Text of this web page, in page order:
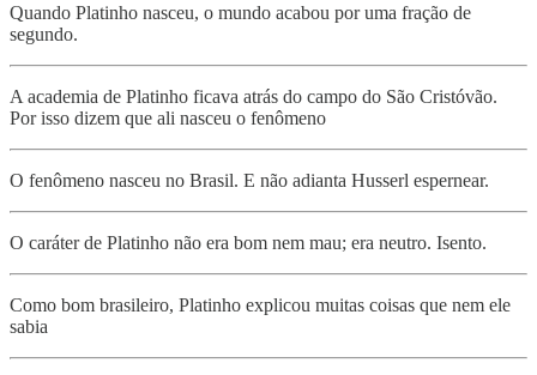
Quando Platinho nasceu, o mundo acabou por uma fração de
segundo.
A academia de Platinho ficava atrás do campo do São Cristóvão.
Por isso dizem que ali nasceu o fenômeno
O fenômeno nasceu no Brasil. E não adianta Husserl espernear.
O caráter de Platinho não era bom nem mau; era neutro. Isento.
Como bom brasileiro, Platinho explicou muitas coisas que nem ele
sabia